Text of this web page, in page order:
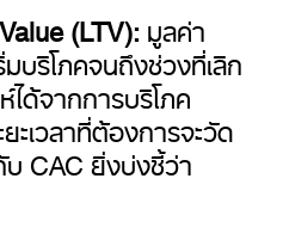
(LTV):มูลค่า
บริโภคจนถึงช่วงที่เลิก
ได้จากการบริโภค
ะเวลาที่ต้องการจะวัด
CAC ยิ่งบ่งชี้ว่า